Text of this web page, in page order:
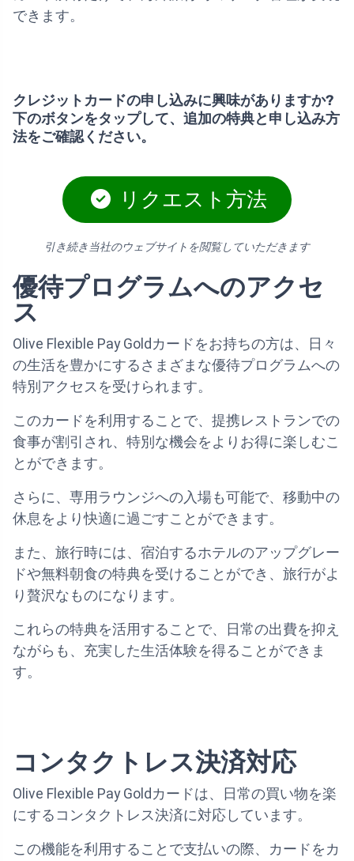
できます。
クレジットカードの申し込みに興味がありますか?
下のボタンをタップして、追加の特典と申し込み方
法をご確認ください。
リクエスト方法
引き続き当社のウェブサイトを閲覧していただきます
優待プログラムへのアクセ
ス
Olive Flexible Pay Goldカードをお持ちの方は、日々
の生活を豊かにするさまざまな優待プログラムへの
特別アクセスを受けられます。
このカードを利用することで、提携レストランでの
食事が割引され、特別な機会をよりお得に楽しむこ
とができます。
さらに、専用ラウンジへの入場も可能で、移動中の
休息をより快適に過ごすことができます。
また、旅行時には、宿泊するホテルのアップグレー
ドや無料朝食の特典を受けることができ、旅行がよ
り贅沢なものになります。
これらの特典を活用することで、日常の出費を抑え
ながらも、充実した生活体験を得ることができま
す。
コンタクトレス決済対応
Olive Flexible Pay Goldカードは、日常の買い物を楽
にするコンタクトレス決済に対応しています。
この機能を利用することで支払いの際、カードをカ